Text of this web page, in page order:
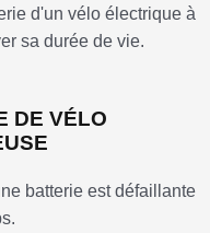
d'un vélo électrique à
sa durée de vie.
DE VÉLO
batterie est défaillante